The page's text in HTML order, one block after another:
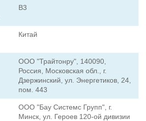
В3
Китай
ООО "Трайтонру", 140090,
Россия, Московская обл., г.
Дзержинский, ул. Энергетиков, 24,
пом. 443
ООО "Бау Системс Групп", г.
Минск, ул. Героев 120-ой дивизии